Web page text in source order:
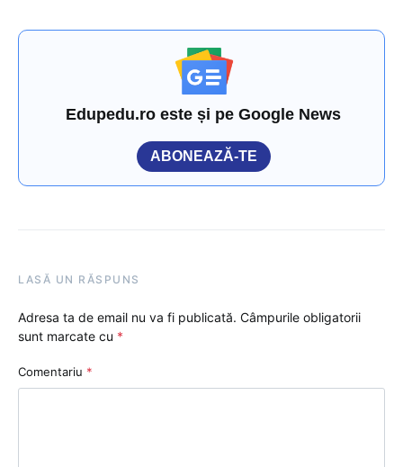
Edupedu.ro este și pe Google News
ABONEAZĂ-TE
LASĂ UN RĂSPUNS
Adresa ta de email nu va fi publicată. Câmpurile obligatorii
sunt marcate cu *
Comentariu *